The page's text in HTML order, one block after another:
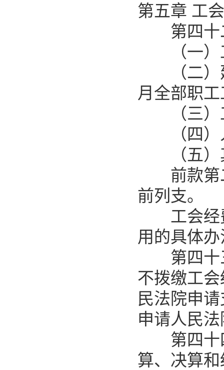
第五章 工
第四十
（一）
（二）建
月全部职
（三）工
（四）
（五）
前款第二
前列支。
工会经费
用的具体
第四十三
不拨缴工
民法院申
申请人民
第四十四
算、决算